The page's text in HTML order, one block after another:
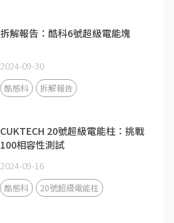
拆解報告：酷科6號超級電能塊
2024-09-30
酷態科 拆解報告
CUKTECH 20號超級電能柱：挑戰
100相容性測試
2024-09-16
酷態科 20號超級電能柱